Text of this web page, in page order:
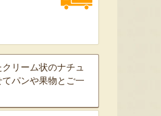
リーム状のナチュ
パンや果物とご一
『くまの森ファーム』